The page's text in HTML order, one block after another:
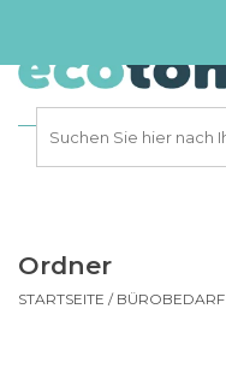
Ordner
STARTSEITE / BÜROBEDARF